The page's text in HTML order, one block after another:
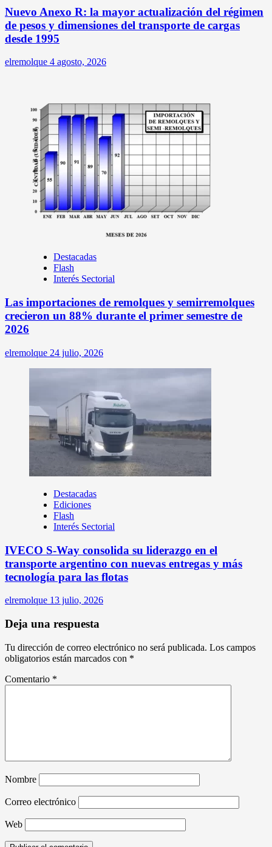
Nuevo Anexo R: la mayor actualización del régimen
de pesos y dimensiones del transporte de cargas
desde 1995
elremolque 4 agosto, 2026
Destacadas
Flash
Interés Sectorial
Las importaciones de remolques y semirremolques
crecieron un 88% durante el primer semestre de
2026
elremolque 24 julio, 2026
Destacadas
Ediciones
Flash
Interés Sectorial
IVECO S-Way consolida su liderazgo en el
transporte argentino con nuevas entregas y más
tecnología para las flotas
elremolque 13 julio, 2026
Deja una respuesta
Tu dirección de correo electrónico no será publicada. Los campos
obligatorios están marcados con *
Comentario *
Nombre
Correo electrónico
Web